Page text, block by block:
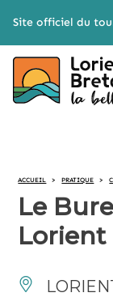
Site officiel du
ACCUEIL > PRATIQUE >
Le
Lorient